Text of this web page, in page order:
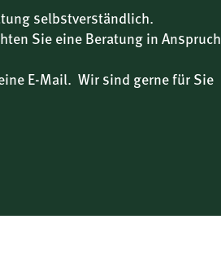
selbstverständlich.
Sie eine Beratung in Anspruch
E-Mail. Wir sind gerne für Sie